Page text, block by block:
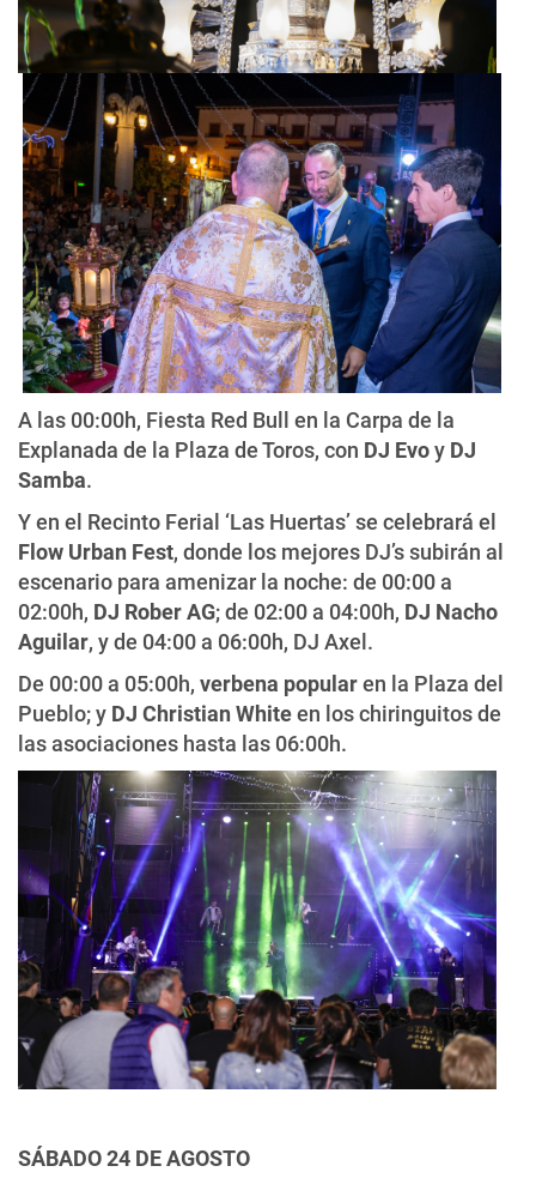
A las 00:00h, Fiesta Red Bull en la Carpa de la
Explanada de la Plaza de Toros, con DJ Evoy DJ
Samba.
Y en el Recinto Ferial ‘Las Huertas’ se celebrará el
Flow Urban Fest, donde los mejores DJ’s subirán al
escenario para amenizar la noche: de 00:00 a
02:00h, DJ Rober AG; de 02:00 a 04:00h, DJ Nacho
Aguilar, y de 04:00 a 06:00h, DJ Axel.
De 00:00 a 05:00h, verbena popularen la Plaza del
Pueblo; y DJ Christian Whiteen los chiringuitos de
las asociaciones hasta las 06:00h.
SÁBADO 24 DE AGOSTO